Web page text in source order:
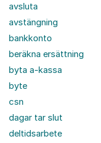
avsluta
avstängning
bankkonto
beräkna ersättning
byta a-kassa
byte
csn
dagar tar slut
deltidsarbete